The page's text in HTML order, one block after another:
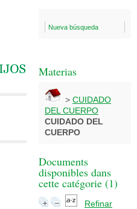
Nueva búsqueda
Materias
> CUIDADO
DEL CUERPO
CUIDADO DEL
CUERPO
Documents
disponibles dans
cette catégorie (1)
Refinar